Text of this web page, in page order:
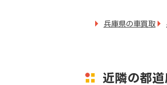
兵庫県の車買取
近隣の都